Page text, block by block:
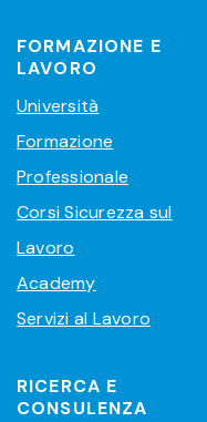
FORMAZIONE E
LAVORO
Università
Formazione
Professionale
Corsi Sicurezza sul
Lavoro
Academy
Servizi al Lavoro
RICERCA E
CONSULENZA